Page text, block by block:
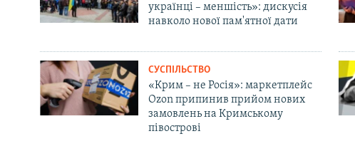
українці – меншість»: дискусія
навколо нової пам'ятної дати
СУСПІЛЬСТВО
«Крим – не Росія»: маркетплейс
Ozon припинив прийом нових
замовлень на Кримському
півострові